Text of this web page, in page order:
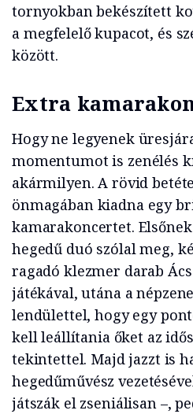
tornyokban bekészített
a megfelelő kupacot, és
között.
Extra
Hogy ne legyenek
momentumot is zenélés
akármilyen. A rövid
önmagában kiadna egy
kamarakoncertet.
hegedű duó szólal meg,
ragadó klezmer darab
játékával, utána a
lendülettel, hogy egy
kell leállítania őket az
tekintettel. Majd jazzt is
hegedűművész
játszák el zseniálisan –,